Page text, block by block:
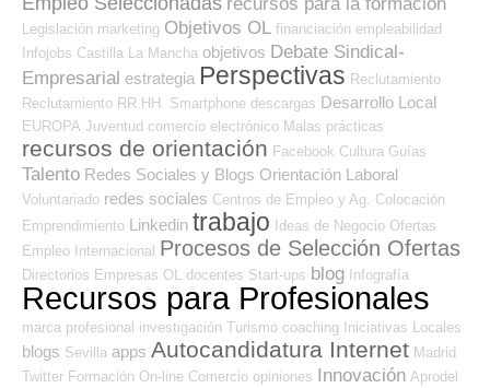
Legislación marketing Objetivos OL financiación empleabilidad
Infojobs Castilla La Mancha objetivos Debate Sindical-
Empresarial estrategia Perspectivas Reclutamiento
Reclutamiento RR.HH. Smartphone descargas Desarrollo Local
EUROPA Juventud comercio electrónico Malas prácticas
recursos de orientación Facebook Cultura Guías
Talento Redes Sociales y Blogs Orientación Laboral
Voluntariado redes sociales Centros de Empleo y Ag. Colocación
Emprendimiento Linkedin trabajo Ideas de Negocio Ofertas
Empleo Internacional Procesos de Selección Ofertas
Directorios Empresas OL docentes Start-ups blog Infografía
Recursos para Profesionales
marca profesional investigación Turismo coaching Iniciativas Locales
blogs Sevilla apps Autocandidatura Internet Madrid
Twitter Formación On-line Comercio opiniones Innovación Aprodel